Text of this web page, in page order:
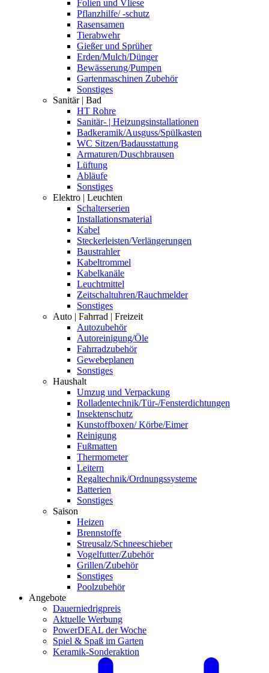
Folien und Vliese
Pflanzhilfe/ -schutz
Rasensamen
Tierabwehr
Gießer und Sprüher
Erden/Mulch/Dünger
Bewässerung/Pumpen
Gartenmaschinen Zubehör
Sonstiges
Sanitär | Bad
HT Rohre
Sanitär- | Heizungsinstallationen
Badkeramik/Ausguss/Spülkasten
WC Sitzen/Badausstattung
Armaturen/Duschbrausen
Lüftung
Abläufe
Sonstiges
Elektro | Leuchten
Schalterserien
Installationsmaterial
Kabel
Steckerleisten/Verlängerungen
Baustrahler
Kabeltrommel
Kabelkanäle
Leuchtmittel
Zeitschaltuhren/Rauchmelder
Sonstiges
Auto | Fahrrad | Freizeit
Autozubehör
Autoreinigung/Öle
Fahrradzubehör
Gewebeplanen
Sonstiges
Haushalt
Umzug und Verpackung
Rolladentechnik/Tür-/Fensterdichtungen
Insektenschutz
Kunstoffboxen/ Körbe/Eimer
Reinigung
Fußmatten
Thermometer
Leitern
Regaltechnik/Ordnungssysteme
Batterien
Sonstiges
Saison
Heizen
Brennstoffe
Streusalz/Schneeschieber
Vogelfutter/Zubehör
Grillen/Zubehör
Sonstiges
Poolzubehör
Angebote
Dauerniedrigpreis
Aktuelle Werbung
PowerDEAL der Woche
Spiel & Spaß im Garten
Keramik-Sonderaktion